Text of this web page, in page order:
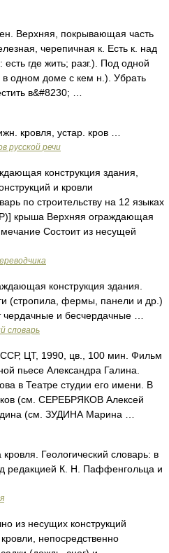
Верхняя, покрывающая часть
черепичная к. Есть к. над
есть где жить; разг.). Под одной
одном доме с кем н.). Убрать
в&#8230; …
кровля, устар. кров …
русской речи
конструкция здания,
и кровли
по строительству на 12 языках
крыша Верхняя ограждающая
Состоит из несущей
конструкция здания.
(стропила, фермы, панели и др.)
и бесчердачные …
словарь
ЦТ, 1990, цв., 100 мин. Фильм
пьесе Александра Галина.
в Театре студии его имени. В
(см. СЕРЕБРЯКОВ Алексей
(см. ЗУДИНА Марина …
Геологический словарь: в
редакцией К. Н. Паффенгольца и
из несущих конструкций
непосредственно